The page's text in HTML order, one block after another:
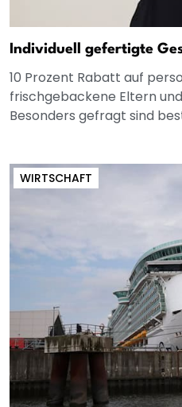
Individuell gefertigte
10 Prozent Rabatt auf
frischgebackene Eltern
Besonders gefragt sind
WIRTSCHAFT